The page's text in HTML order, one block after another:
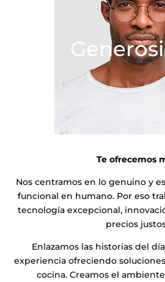
Te ofrecemos
Nos centramos en lo genuino y
funcional en humano. Por eso
tecnología excepcional,
precios
Enlazamos las historias del
experiencia ofreciendo
cocina. Creamos el